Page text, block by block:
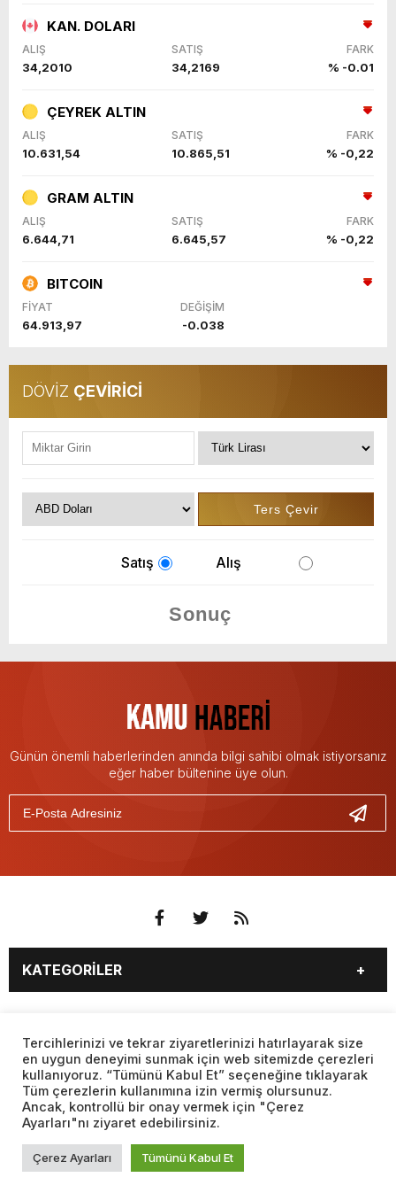
KAN. DOLARI
ALIŞ SATIŞ FARK
34,2010 34,2169 % -0.01
ÇEYREK ALTIN
ALIŞ SATIŞ FARK
10.631,54 10.865,51 % -0,22
GRAM ALTIN
ALIŞ SATIŞ FARK
6.644,71 6.645,57 % -0,22
BITCOIN
FİYAT DEĞİŞİM
64.913,97 -0.038
DÖVİZ ÇEVİRİCİ
Satış Alış
Günün önemli haberlerinden anında bilgi sahibi olmak istiyorsanız
eğer haber bültenine üye olun.
KATEGORİLER
EĞİTİM
SAĞLIK
YAŞAM
SPOR
MAGAZİN
KÜLTÜR SANAT
TEKNOLOJİ
DÜNYA
BİYOGRAFİLER
VIDEO GALERİ
SAYFALAR
BURÇLAR
CANLI BORSA
CANLI SONUÇLAR
CANLI TV
FİKSTÜR
FİRMA EKLE
FİRMA REHBERİ
GAZETE OKU
Web sitemizde yer alan haber içerikleri izin alınmadan,
kaynak gösterilerek dahi iktibas edilemez. Kanuna aykırı ve
izinsiz olarak kopyalanamaz, başka yerde yayınlanamaz.
Tercihlerinizi ve tekrar ziyaretlerinizi hatırlayarak size
en uygun deneyimi sunmak için web sitemizde çerezleri
kullanıyoruz. “Tümünü Kabul Et” seçeneğine tıklayarak
Tüm çerezlerin kullanımına izin vermiş olursunuz.
Ancak, kontrollü bir onay vermek için "Çerez
Ayarları"nı ziyaret edebilirsiniz.
Çerez Ayarları Tümünü Kabul Et